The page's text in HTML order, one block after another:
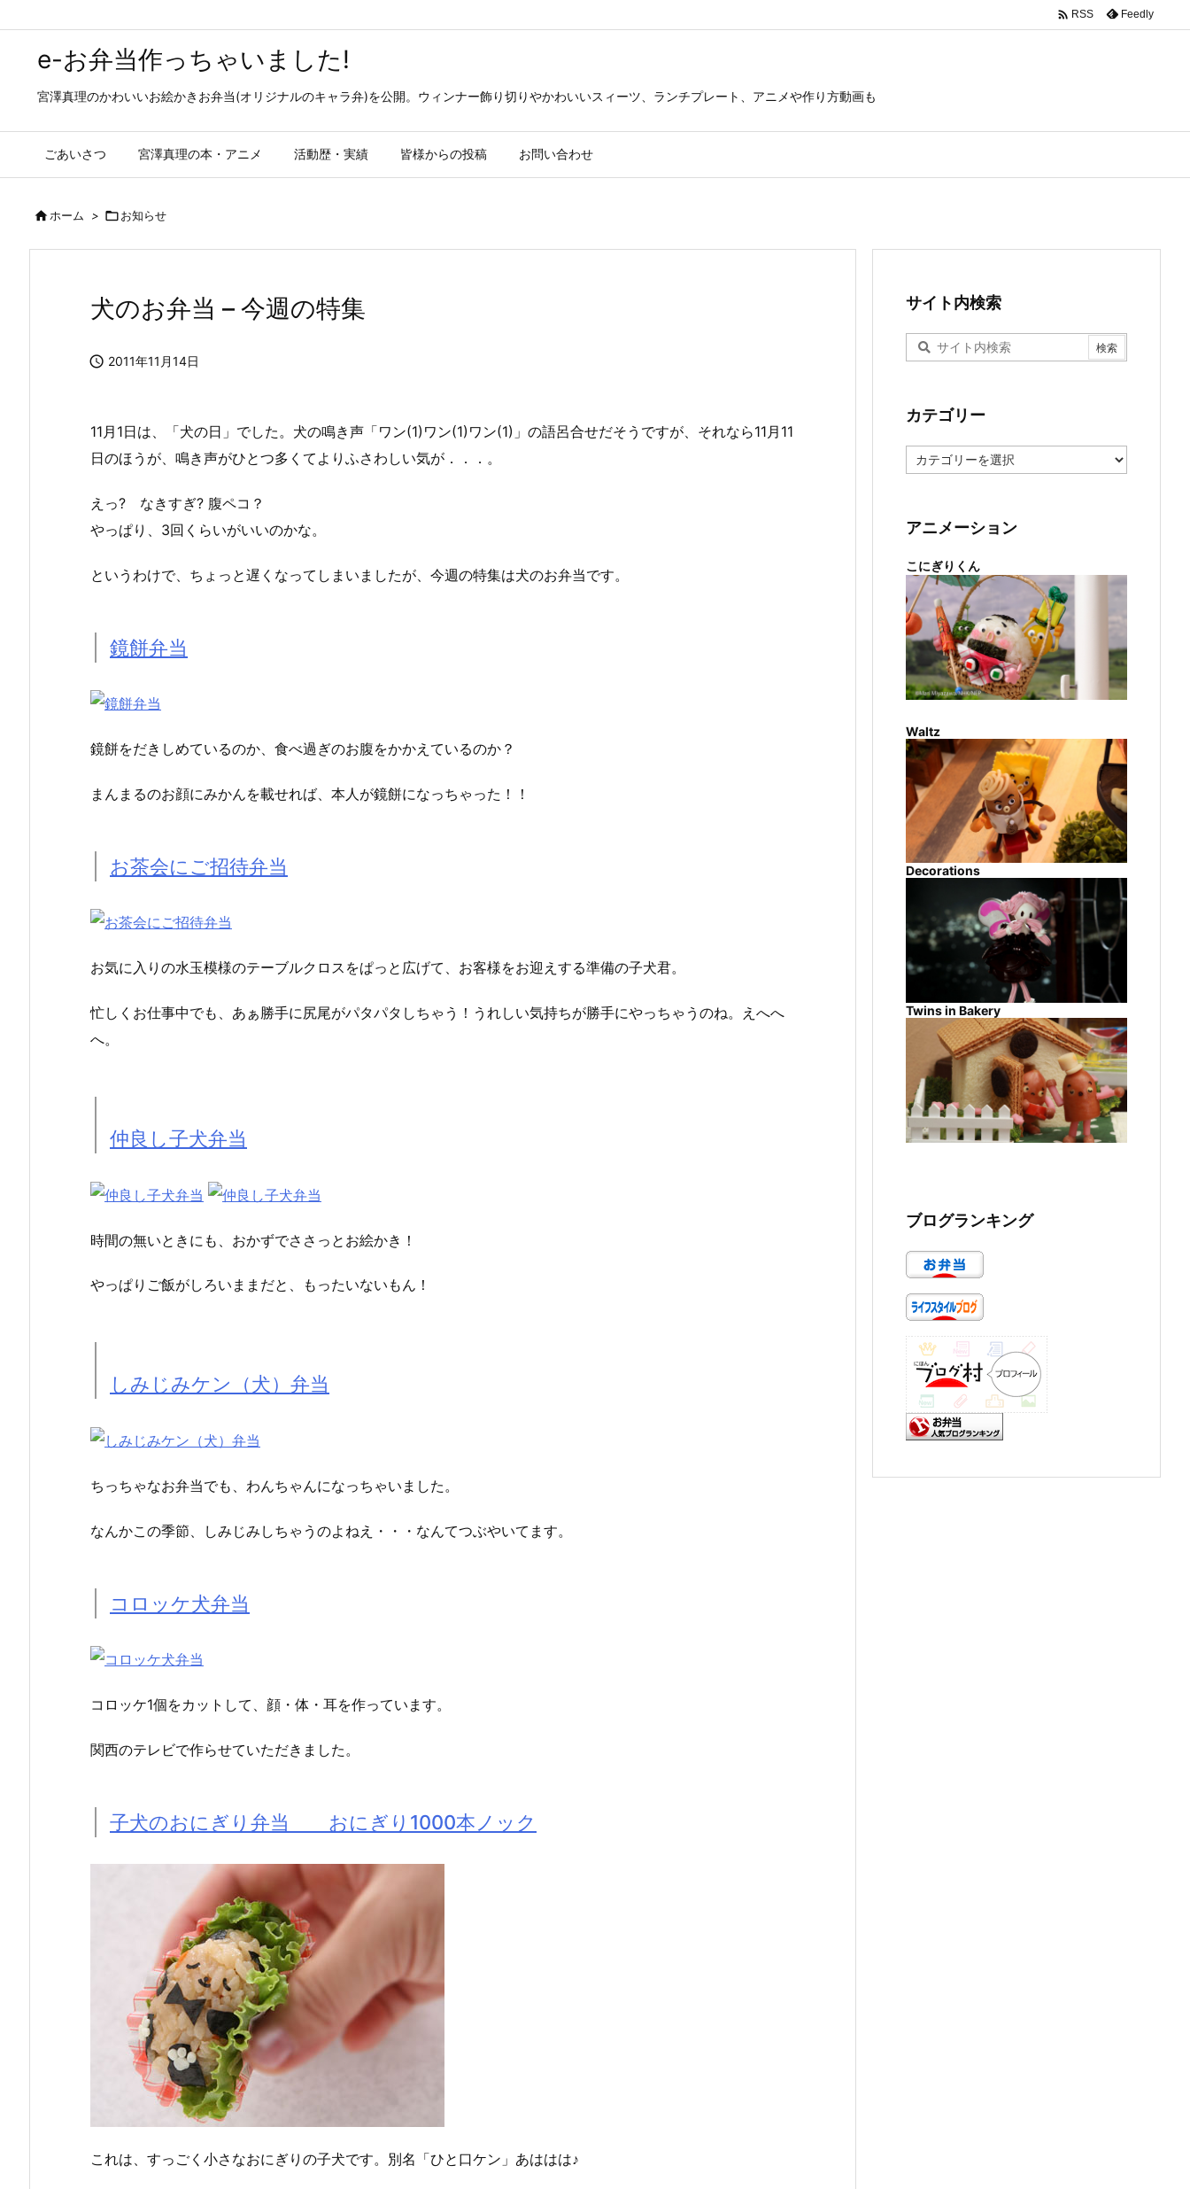
e-お弁当作っちゃいました!
宮澤真理のかわいいお絵かきお弁当(オリジナルのキャラ弁)を公開。ウィンナー飾り切りやかわいいスィーツ、ランチプレート、アニメや作り方動画も
ごあいさつ 宮澤真理の本・アニメ 活動歴・実績 皆様からの投稿 お問い合わせ
 RSS Feedly
ホーム > お知らせ
犬のお弁当 – 今週の特集
 2011年11月14日
11月1日は、「犬の日」でした。犬の鳴き声「ワン(1)ワン(1)ワン(1)」の語呂合せだそうですが、それなら11月11
日のほうが、鳴き声がひとつ多くてよりふさわしい気が．．．。
えっ? なきすぎ? 腹ペコ？
やっぱり、3回くらいがいいのかな。
というわけで、ちょっと遅くなってしまいましたが、今週の特集は犬のお弁当です。
鏡餅弁当
鏡餅をだきしめているのか、食べ過ぎのお腹をかかえているのか？
まんまるのお顔にみかんを載せれば、本人が鏡餅になっちゃった！！
お茶会にご招待弁当
お気に入りの水玉模様のテーブルクロスをぱっと広げて、お客様をお迎えする準備の子犬君。
忙しくお仕事中でも、あぁ勝手に尻尾がパタパタしちゃう！うれしい気持ちが勝手にやっちゃうのね。えへへ
へ。
仲良し子犬弁当
時間の無いときにも、おかずでささっとお絵かき！
やっぱりご飯がしろいままだと、もったいないもん！
しみじみケン（犬）弁当
ちっちゃなお弁当でも、わんちゃんになっちゃいました。
なんかこの季節、しみじみしちゃうのよねえ・・・なんてつぶやいてます。
コロッケ犬弁当
コロッケ1個をカットして、顔・体・耳を作っています。
関西のテレビで作らせていただきました。
子犬のおにぎり弁当 おにぎり1000本ノック
これは、すっごく小さなおにぎりの子犬です。別名「ひと口ケン」あははは♪
サイト内検索
カテゴリー
テ
ー
アニメーション
こにぎりくん
Waltz
Decorations
Twins in Bakery
ブログランキング